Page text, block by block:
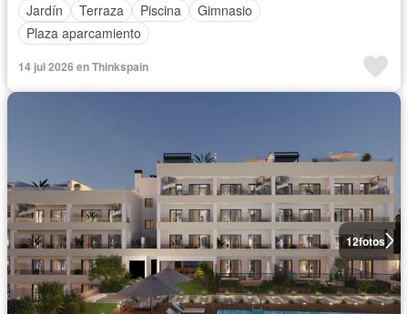
Jardín
Terraza Piscina
Gimnasio
Plaza aparcamiento
14 jul 2026 en Thinkspain
12fotos